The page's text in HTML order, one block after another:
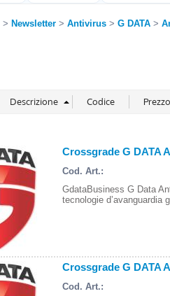
Newsletter Antivirus G DATA
Crossgrade G DATA
Cod. Art.:
GdataBusiness G Data
tecnologie d’avanguardia
Crossgrade G DATA
Cod. Art.: